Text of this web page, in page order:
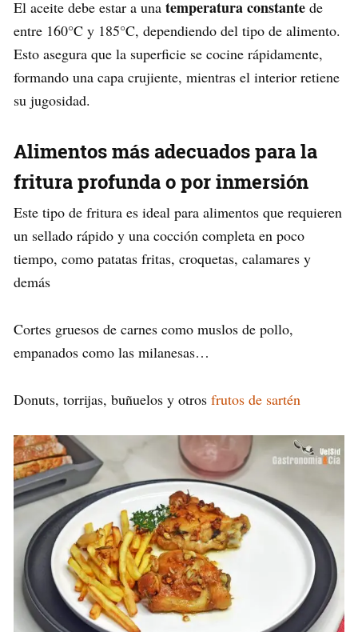
El aceite debe estar a una temperatura constante de
entre 160°C y 185°C, dependiendo del tipo de alimento.
Esto asegura que la superficie se cocine rápidamente,
formando una capa crujiente, mientras el interior retiene
su jugosidad.
Alimentos más adecuados para la
fritura profunda o por inmersión
Este tipo de fritura es ideal para alimentos que requieren
un sellado rápido y una cocción completa en poco
tiempo, como patatas fritas, croquetas, calamares y
demás
Cortes gruesos de carnes como muslos de pollo,
empanados como las milanesas…
Donuts, torrijas, buñuelos y otros frutos de sartén